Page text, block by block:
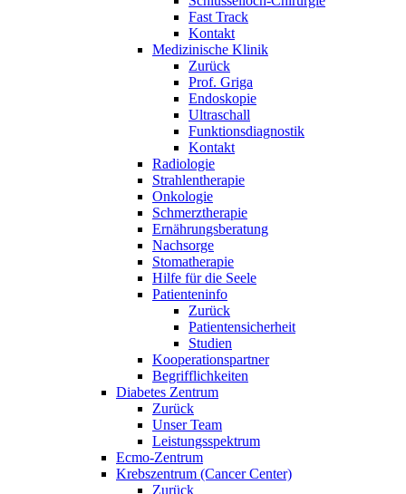
Fast Track
Kontakt
Medizinische Klinik
Zurück
Prof. Griga
Endoskopie
Ultraschall
Funktionsdiagnostik
Kontakt
Radiologie
Strahlentherapie
Onkologie
Schmerztherapie
Ernährungsberatung
Nachsorge
Stomatherapie
Hilfe für die Seele
Patienteninfo
Zurück
Patientensicherheit
Studien
Kooperationspartner
Begrifflichkeiten
Diabetes Zentrum
Zurück
Unser Team
Leistungsspektrum
Ecmo-Zentrum
Krebszentrum (Cancer Center)
Zurück